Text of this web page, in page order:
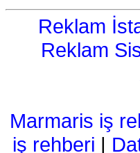
Reklam
Reklam
Marmaris iş
iş rehberi |